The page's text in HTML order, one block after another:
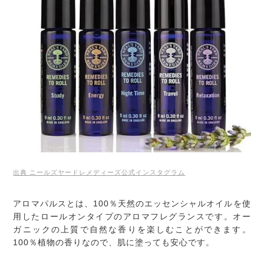
出典 ニールズヤードレメディーズ公式インスタグラム
アロマパルスとは、100％天然のエッセンシャルオイルを使
用したロールオンタイプのアロマフレグランスです。オー
ガニックの上質で自然な香りを楽しむことができます。
100％植物の香りなので、肌に塗っても安心です。